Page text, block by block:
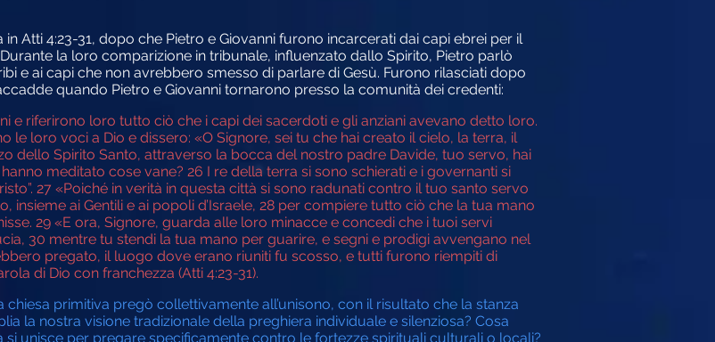
Atti 4:23-31, dopo che Pietro e Giovanni furono incarcerati dai capi ebrei per il
la loro comparizione in tribunale, influenzato dallo Spirito, Pietro parlò
e ai capi che non avrebbero smesso di parlare di Gesù. Furono rilasciati dopo
quando Pietro e Giovanni tornarono presso la comunità dei credenti:
e riferirono loro tutto ciò che i capi dei sacerdoti e gli anziani avevano detto loro.
le loro voci a Dio e dissero: «O Signore, sei tu che hai creato il cielo, la terra, il
dello Spirito Santo, attraverso la bocca del nostro padre Davide, tuo servo, hai
meditato cose vane? 26 I re della terra si sono schierati e i governanti si
27 «Poiché in verità in questa città si sono radunati contro il tuo santo servo
insieme ai Gentili e ai popoli d’Israele, 28 per compiere tutto ciò che la tua mano
29 «E ora, Signore, guarda alle loro minacce e concedi che i tuoi servi
30 mentre tu stendi la tua mano per guarire, e segni e prodigi avvengano nel
pregato, il luogo dove erano riuniti fu scosso, e tutti furono riempiti di
di Dio con franchezza (Atti 4:23-31).
chiesa primitiva pregò collettivamente all’unisono, con il risultato che la stanza
la nostra visione tradizionale della preghiera individuale e silenziosa? Cosa
unisce per pregare specificamente contro le fortezze spirituali culturali o locali?